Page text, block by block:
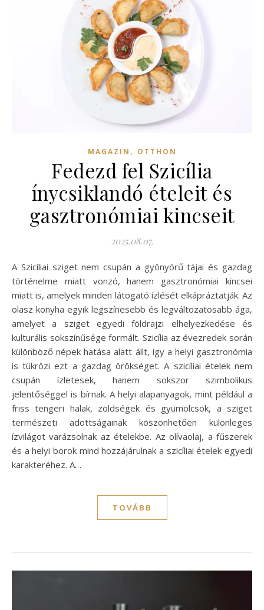
MAGAZIN , OTTHON
Fedezd fel Szicília
ínycsiklandó ételeit és
gasztronómiai kincseit
2025.08.07.
A Szicíliai sziget nem csupán a gyönyörű tájai és gazdag
történelme miatt vonzó, hanem gasztronómiai kincsei
miatt is, amelyek minden látogató ízlését elkápráztatják. Az
olasz konyha egyik legszínesebb és legváltozatosabb ága,
amelyet a sziget egyedi földrajzi elhelyezkedése és
kulturális sokszínűsége formált. Szicília az évezredek során
különböző népek hatása alatt állt, így a helyi gasztronómia
is tükrözi ezt a gazdag örökséget. A szicíliai ételek nem
csupán ízletesek, hanem sokszor szimbolikus
jelentőséggel is bírnak. A helyi alapanyagok, mint például a
friss tengeri halak, zöldségek és gyümölcsök, a sziget
természeti adottságainak köszönhetően különleges
ízvilágot varázsolnak az ételekbe. Az olívaolaj, a fűszerek
és a helyi borok mind hozzájárulnak a szicíliai ételek egyedi
karakteréhez. A…
TOVÁBB